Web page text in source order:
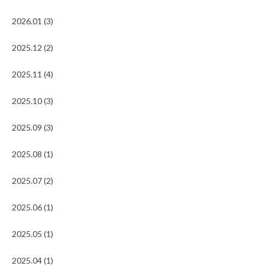
2026.01 (3)
2025.12 (2)
2025.11 (4)
2025.10 (3)
2025.09 (3)
2025.08 (1)
2025.07 (2)
2025.06 (1)
2025.05 (1)
2025.04 (1)